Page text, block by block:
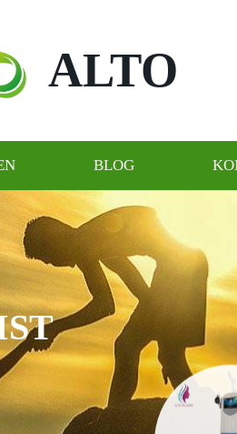
ALTO
BLOG
U